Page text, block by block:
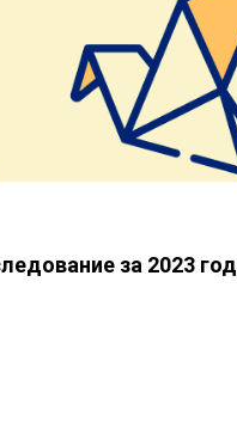
за 2023 год